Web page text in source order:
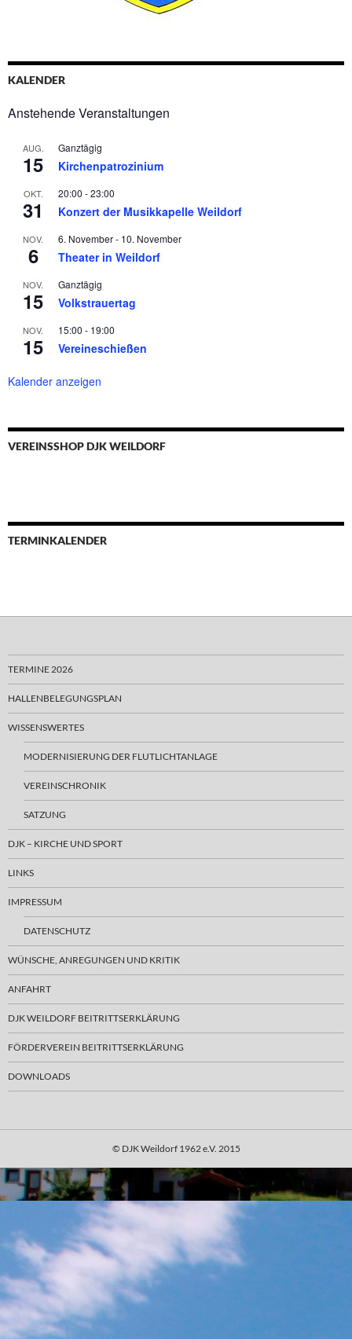
KALENDER
Anstehende Veranstaltungen
AUG.
15
Ganztägig
Kirchenpatrozinium
OKT.
31
20:00 -23:00
Konzert der Musikkapelle Weildorf
NOV.
6
6. November- 10. November
Theater in Weildorf
NOV.
15
Ganztägig
Volkstrauertag
NOV.
15
15:00 - 19:00
Vereineschießen
Kalender anzeigen
VEREINSSHOP DJK WEILDORF
TERMINKALENDER
TERMINE 2026
HALLENBELEGUNGSPLAN
WISSENSWERTES
MODERNISIERUNG DER FLUTLICHTANLAGE
VEREINSCHRONIK
SATZUNG
DJK – KIRCHE UND SPORT
LINKS
IMPRESSUM
DATENSCHUTZ
WÜNSCHE, ANREGUNGEN UND KRITIK
ANFAHRT
DJK WEILDORF BEITRITTSERKLÄRUNG
FÖRDERVEREIN BEITRITTSERKLÄRUNG
DOWNLOADS
© DJK Weildorf 1962 e.V. 2015